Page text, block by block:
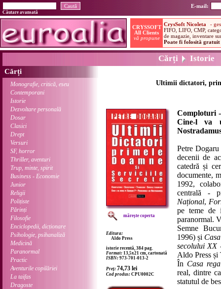
E-mail:
Căutare avansată
Cărți Istorie
Cărți
Monografie, critică, eseu
Contemporani
Istorie
Dezvoltare personală
Dosar
Clasici
Drept
Versuri
SF, horror
Thriller, aventuri
Trup, minte, spirit
Business - Economie
Junior
Religii
Polițiste
Părinți
Filosofie
Enciclopedii, dicționare
Psihologie, psihanaliză
Medicină
Paranormal
Practic
Aventurile copilăriei
La taifas
Dragoste
Ultimii dictatori,
mărește coperta
Editura:
Aldo Press
istorie recentă, 384 pag.
Format: 13,5x21 cm, cartonată
ISBN: 973-701-013-2
Preț: 74,73 lei
Cod produs: CPU0002C
Comploturi
Cine-l va
Petre
decenii de
catedră și
documente,
1992,
centrală -
Național,
pe teme de
paranormal.
Semne
1996) și
secolului XX
Aldo Press
În Casa
real, dintre
statutul de